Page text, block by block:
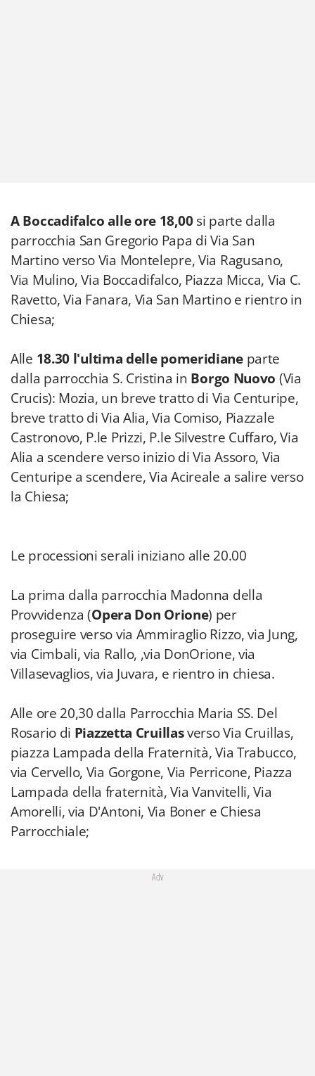
A Boccadifalco alle ore 18,00si parte dalla
parrocchia San Gregorio Papa di Via San
Martino verso Via Montelepre, Via Ragusano,
Via Mulino, Via Boccadifalco, Piazza Micca, Via C.
Ravetto, Via Fanara, Via San Martino e rientro in
Chiesa;
Alle 18.30 l'ultima delle pomeridianeparte
dalla parrocchia S. Cristina in Borgo Nuovo (Via
Crucis): Mozia, un breve tratto di Via Centuripe,
breve tratto di Via Alia, Via Comiso, Piazzale
Castronovo, P.le Prizzi, P.le Silvestre Cuffaro, Via
Alia a scendere verso inizio di Via Assoro, Via
Centuripe a scendere, Via Acireale a salire verso
la Chiesa;
Le processioni serali iniziano alle 20.00
La prima dalla parrocchia Madonna della
Provvidenza (Opera Don Orione) per
proseguire verso via Ammiraglio Rizzo, via Jung,
via Cimbali, via Rallo, ,via DonOrione, via
Villasevaglios, via Juvara, e rientro in chiesa.
Alle ore 20,30 dalla Parrocchia Maria SS. Del
Rosario di Piazzetta Cruillasverso Via Cruillas,
piazza Lampada della Fraternità, Via Trabucco,
via Cervello, Via Gorgone, Via Perricone, Piazza
Lampada della fraternità, Via Vanvitelli, Via
Amorelli, via D'Antoni, Via Boner e Chiesa
Parrocchiale;
Adv